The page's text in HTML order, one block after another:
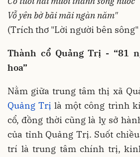
Vỗ yên bờ bãi mãi ngàn năm"
(Trích thơ "Lời người bên sông"
Thành cổ Quảng Trị - “81
hoa”
Nằm giữa trung tâm thị xã
Quảng Trị là một công trình
cổ, đồng thời cũng là lỵ sở
của tỉnh Quảng Trị. Suốt
trí là trung tâm chính trị,